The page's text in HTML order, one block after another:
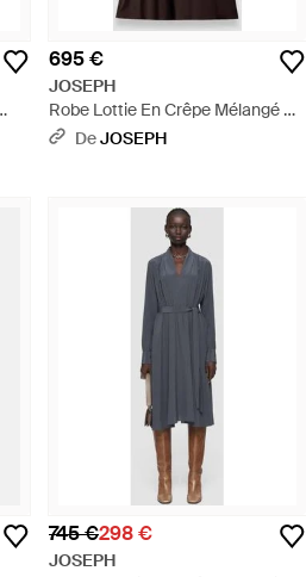
695 €
JOSEPH
Robe Lottie En Crêpe Mélangé De
Soie - Marron
DeJOSEPH
745 €298 €
JOSEPH